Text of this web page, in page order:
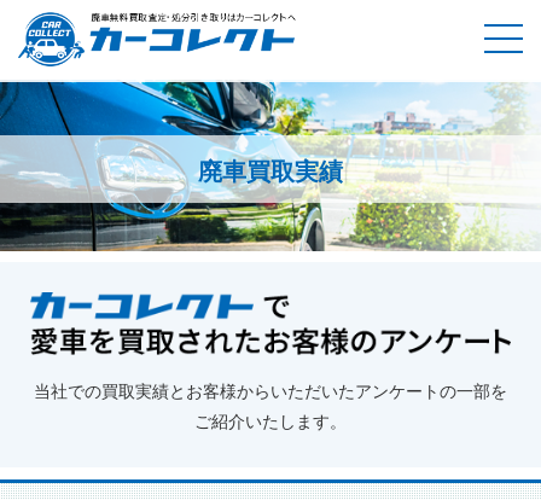
廃車買取実績
ホーム 廃車買取実績 三重県 三菱 ランサーセディアワゴン
当社での買取実績とお客様からいただいたアンケートの一部を
ご紹介いたします。